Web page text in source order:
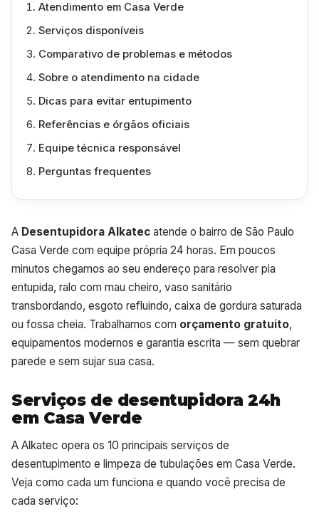
Atendimento em Casa Verde
Serviços disponíveis
Comparativo de problemas e métodos
Sobre o atendimento na cidade
Dicas para evitar entupimento
Referências e órgãos oficiais
Equipe técnica responsável
Perguntas frequentes
A Desentupidora Alkatec atende o bairro de São Paulo
Casa Verde com equipe própria 24 horas. Em poucos
minutos chegamos ao seu endereço para resolver pia
entupida, ralo com mau cheiro, vaso sanitário
transbordando, esgoto refluindo, caixa de gordura saturada
ou fossa cheia. Trabalhamos com orçamento gratuito,
equipamentos modernos e garantia escrita — sem quebrar
parede e sem sujar sua casa.
Serviços de desentupidora 24h
em Casa Verde
A Alkatec opera os 10 principais serviços de
desentupimento e limpeza de tubulações em Casa Verde.
Veja como cada um funciona e quando você precisa de
cada serviço: